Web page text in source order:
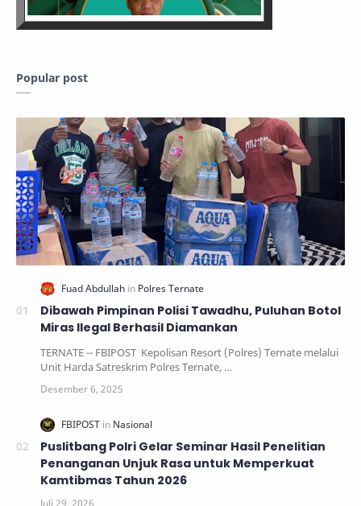
Popular post
Dibawah Pimpinan Polisi Tawadhu, Puluhan Botol
Miras Ilegal Berhasil Diamankan
TERNATE -- FBIPOST Kepolisan Resort (Polres) Ternate melalui
Unit Harda Satreskrim Polres Ternate, …
Puslitbang Polri Gelar Seminar Hasil Penelitian
Penanganan Unjuk Rasa untuk Memperkuat
Kamtibmas Tahun 2026